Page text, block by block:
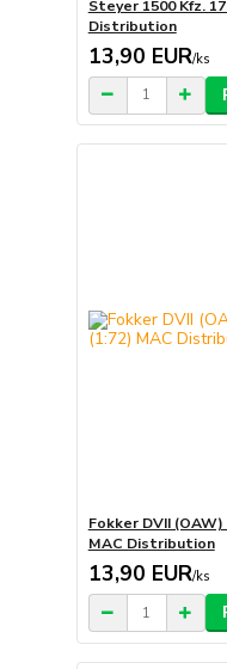
Steyer 1500 Kfz.
Distribution
13,90 EUR/ks
Fokker DVII
MAC Distribution
13,90 EUR/ks